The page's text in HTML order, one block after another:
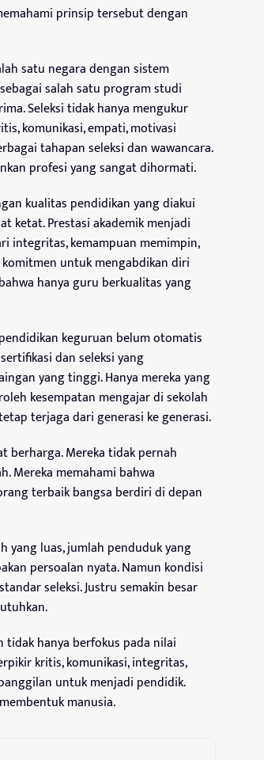
prinsip tersebut dengan
satu negara dengan sistem
salah satu program studi
Seleksi tidak hanya mengukur
komunikasi, empati, motivasi
tahapan seleksi dan wawancara.
profesi yang sangat dihormati.
kualitas pendidikan yang diakui
ketat. Prestasi akademik menjadi
integritas, kemampuan memimpin,
untuk mengabdikan diri
hanya guru berkualitas yang
keguruan belum otomatis
dan seleksi yang
yang tinggi. Hanya mereka yang
kesempatan mengajar di sekolah
terjaga dari generasi ke generasi.
berharga. Mereka tidak pernah
Mereka memahami bahwa
terbaik bangsa berdiri di depan
yang luas, jumlah penduduk yang
persoalan nyata. Namun kondisi
seleksi. Justru semakin besar
tidak hanya berfokus pada nilai
kritis, komunikasi, integritas,
untuk menjadi pendidik.
manusia.